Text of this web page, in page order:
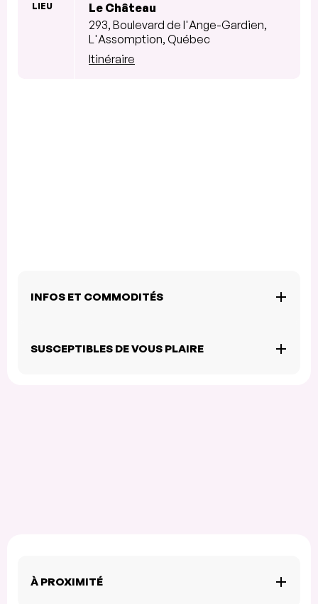
LIEU
Le Château
293, Boulevard de l'Ange-Gardien,
L'Assomption, Québec
Itinéraire
INFOS ET COMMODITÉS
SUSCEPTIBLES DE VOUS PLAIRE
À PROXIMITÉ